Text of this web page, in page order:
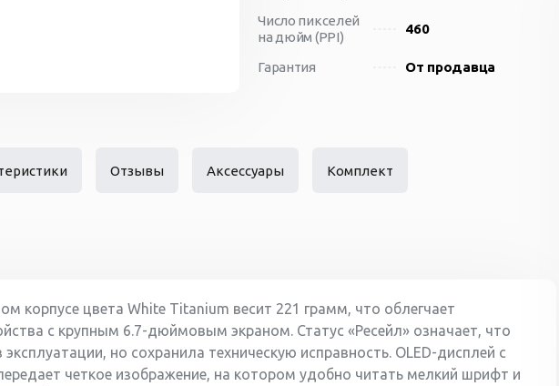
Число пикселей
на дюйм (PPI)
460
Гарантия
От продавца
Отзывы Аксессуары Комплект
корпусе цвета White Titanium весит 221 грамм, что облегчает
с крупным 6.7-дюймовым экраном. Статус «Ресейл» означает, что
но сохранила техническую исправность. OLED-дисплей с
четкое изображение, на котором удобно читать мелкий шрифт и